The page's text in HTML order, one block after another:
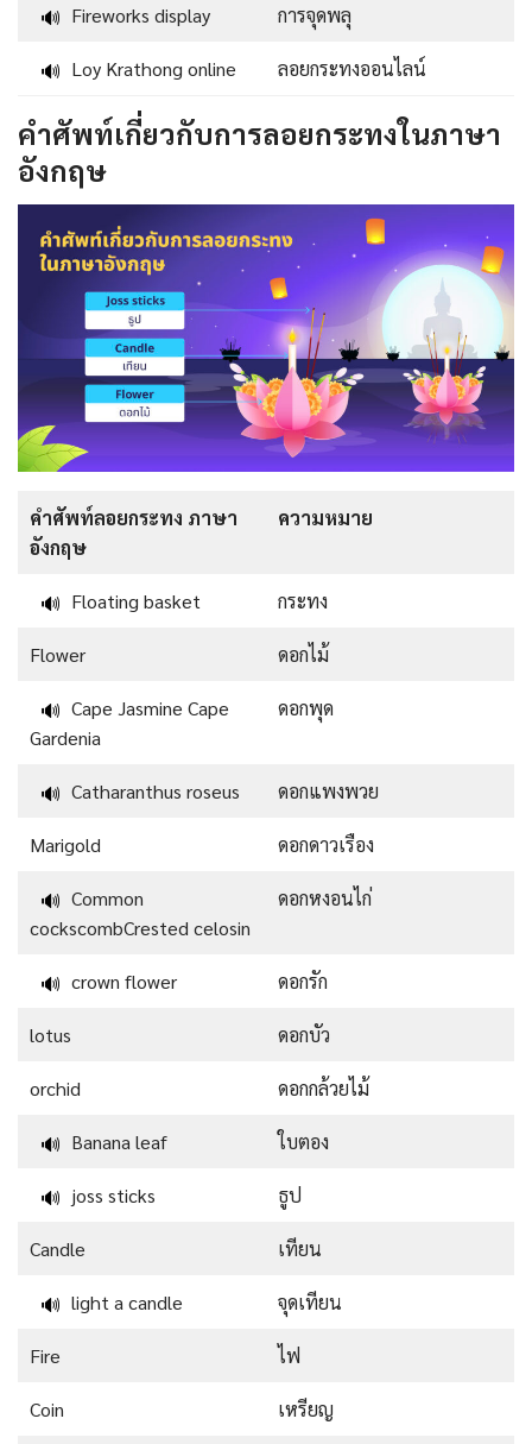
🔊 Fireworks display การจุดพลุ
🔊 Loy Krathong online ลอยกระทงออนไลน์
คำศัพท์เกี่ยวกับการลอยกระทงในภาษา
อังกฤษ
คำศัพท์ลอยกระทง ภาษา
อังกฤษ
ความหมาย
🔊 Floating basket กระทง
Flower ดอกไม้
🔊 Cape Jasmine Cape
Gardenia
ดอกพุด
🔊 Catharanthus roseus ดอกแพงพวย
Marigold ดอกดาวเรือง
🔊 Common
cockscombCrested celosin
ดอกหงอนไก่
🔊 crown flower ดอกรัก
lotus ดอกบัว
orchid ดอกกล้วยไม้
🔊 Banana leaf ใบตอง
🔊 joss sticks ธูป
Candle เทียน
🔊 light a candle จุดเทียน
Fire ไฟ
Coin เหรียญ